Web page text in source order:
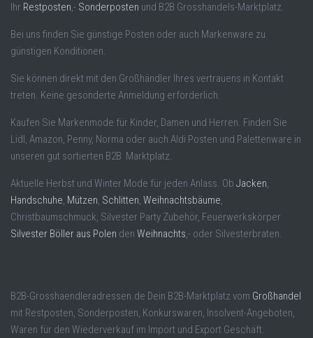
Ihr Restposten,- Sonderposten und B2B Grosshandels-Marktplatz.
Bei uns finden Sie günstige Posten oder auch Markenware zu
günstigen Konditionen.
Sie können direkt mit den Großhändler Ihres vertrauens in Kontakt
treten. Keine gesonderte Anmeldung erforderlich.
Kaufen Sie Markenmode für Kinder, Damen und Herren. Finden Sie
Lidl, Amazon, Penny, Norma oder auch Aldi Posten und Palettenware in
unseren gut sortierten B2B Marktplatz.
Aktuelle Herbst und Winter Mode für jeden Anlass. Ob Jacken,
Handschuhe, Mützen, Schlitten, Weihnachtsbäume,
Christbaumschmuck, Silvester Party Zubehör, Feuerwerkskörper
Silvester Böller aus Polen den Weihnachts,- oder Silvesterbraten.
B2B-Grosshaendleradressen.de Dein B2B-Marktplatz vom Großhandel
mit Restposten, Sonderposten, Konkurswaren, Insolvent-Angeboten,
Waren für den Wiederverkauf im Import und Export Geschäft.